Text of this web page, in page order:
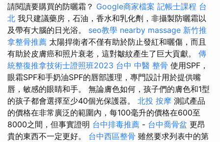
請閱讀要購買的防曬霜？ Google商家檔案 記帳士課程 台
北 我只建議藥房，石油，香水和乳化劑，非攝製防曬霜以
及帶有大腦的日光浴。 seo教學 nearby massage 新竹推
拿整骨推薦 太陽捍衛者不僅有助於防止發紅和曬傷，而且
有助於皮膚癌和照片衰老，這對皺紋產生了巨大貢獻。 傳
統整復推拿技術士證照班2023 台中 中醫 整骨 使用SPF，
眼霜SPF和手奶油SPF的唇部護理，專門設計用於提供嘴
唇，敏感的眼睛和手。 無論膚色如何，孩子們的膚色和1型
的孩子都會選擇至少40個光保護器。 北投 按摩 測試產品
的價格在非常廣泛的範圍內，每100毫升的價格在600至
8000之間，但事實證明 台中排毒推薦 - 台中喬骨盆 更昂
貴的東西不一定更好。 台中西區整骨 雖然要求列表中的第